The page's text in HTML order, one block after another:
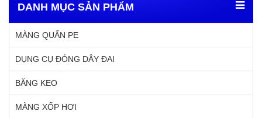
DANH MỤC SẢN PHẨM
MÀNG QUẤN PE
DỤNG CỤ ĐÓNG DÂY ĐAI
BĂNG KEO
MÀNG XỐP HƠI